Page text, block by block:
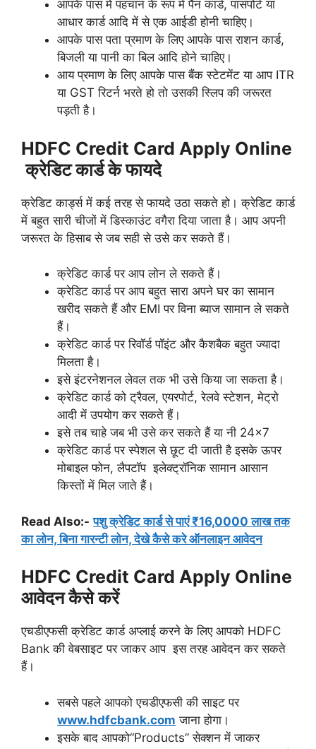
आपके पास में पहचान के रूप में पैन कार्ड, पासपोर्ट या
आधार कार्ड आदि में से एक आईडी होनी चाहिए।
आपके पास पता प्रमाण के लिए आपके पास राशन कार्ड,
बिजली या पानी का बिल आदि होने चाहिए।
आय प्रमाण के लिए आपके पास बैंक स्टेटमेंट या आप ITR
या GST रिटर्न भरते हो तो उसकी स्लिप की जरूरत
पड़ती है।
HDFC Credit Card Apply Online
क्रेडिट कार्ड के फायदे
क्रेडिट कार्ड्स में कई तरह से फायदे उठा सकते हो। क्रेडिट कार्ड
में बहुत सारी चीजों में डिस्काउंट वगैरा दिया जाता है। आप अपनी
जरूरत के हिसाब से जब सही से उसे कर सकते हैं।
क्रेडिट कार्ड पर आप लोन ले सकते हैं।
क्रेडिट कार्ड पर आप बहुत सारा अपने घर का सामान
खरीद सकते हैं और EMI पर विना ब्याज सामान ले सकते
हैं।
क्रेडिट कार्ड पर रिवॉर्ड पॉइंट और कैशबैक बहुत ज्यादा
मिलता है।
इसे इंटरनेशनल लेवल तक भी उसे किया जा सकता है।
क्रेडिट कार्ड को ट्रैवल, एयरपोर्ट, रेलवे स्टेशन, मेट्रो
आदी में उपयोग कर सकते हैं।
इसे तब चाहे जब भी उसे कर सकते हैं या नी 24×7
क्रेडिट कार्ड पर स्पेशल से छूट दी जाती है इसके ऊपर
मोबाइल फोन, लैपटॉप इलेक्ट्रॉनिक सामान आसान
किस्तों में मिल जाते हैं।
Read Also:- पशु क्रेडिट कार्ड से पाएं ₹16,0000 लाख तक
का लोन, बिना गारन्टी लोन, देखे कैसे करे ऑनलाइन आवेदन
HDFC Credit Card Apply Online
आवेदन कैसे करें
एचडीएफसी क्रेडिट कार्ड अप्लाई करने के लिए आपको HDFC
Bank की वेबसाइट पर जाकर आप इस तरह आवेदन कर सकते
हैं।
सबसे पहले आपको एचडीएफसी की साइट पर
www.hdfcbank.com जाना होगा।
इसके बाद आपको“Products” सेक्शन में जाकर